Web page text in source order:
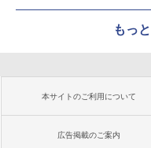
もっ
本サイトのご利用について
広告掲載のご案内